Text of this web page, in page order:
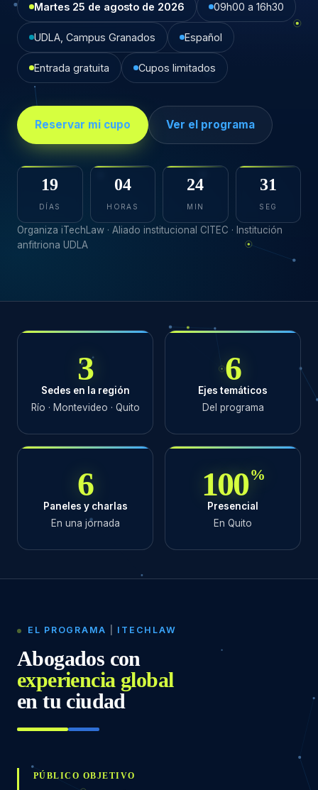
Martes 25 de agosto de 2026 09h00 a 16h30
UDLA, Campus Granados Español
Entrada gratuita Cupos limitados
Reservar mi cupo Ver el programa
19
DÍAS
04
HORAS
24
MIN
29
SEG
Organiza iTechLaw · Aliado institucional CITEC · Institución
anfitriona UDLA
3
Sedes en la región
Río · Montevideo · Quito
6
Ejes temáticos
Del programa
6
Paneles y charlas
En una jornada
100%
Presencial
En Quito
EL PROGRAMA ITECHLAW
Abogados con
experiencia global
en tu ciudad
PÚBLICO OBJETIVO